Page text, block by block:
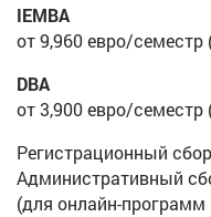
IEMBA
от 9,960 евро/
DBA
от 3,900 евро/
Регистрационный
Административный
(для онлайн-программ